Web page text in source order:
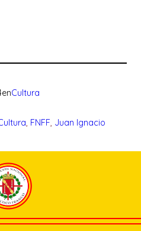
enCultura
, FNFF, Juan Ignacio